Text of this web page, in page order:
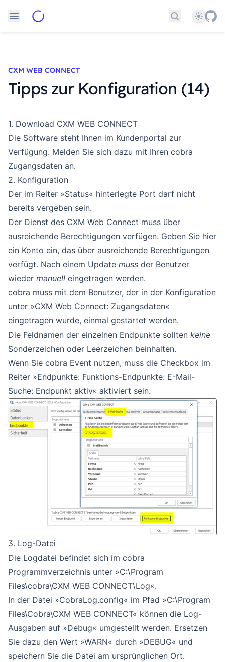
Theme
CXM WEB CONNECT
Tipps zur Konfiguration (14)
1. Download CXM WEB CONNECT
Die Software steht Ihnen im Kundenportal zur
Verfügung. Melden Sie sich dazu mit Ihren cobra
Zugangsdaten an.
2. Konfiguration
Der im Reiter »Status« hinterlegte Port darf nicht
bereits vergeben sein.
Der Dienst des CXM Web Connect muss über
ausreichende Berechtigungen verfügen. Geben Sie hier
ein Konto ein, das über ausreichende Berechtigungen
verfügt. Nach einem Update muss der Benutzer
wieder manuell eingetragen werden.
cobra muss mit dem Benutzer, der in der Konfiguration
unter »CXM Web Connect: Zugangsdaten«
eingetragen wurde, einmal gestartet werden.
Die Feldnamen der einzelnen Endpunkte sollten keine
Sonderzeichen oder Leerzeichen beinhalten.
Wenn Sie cobra Event nutzen, muss die Checkbox im
Reiter »Endpunkte: Funktions-Endpunkte: E-Mail-
Suche: Endpunkt aktiv« aktiviert sein.
3. Log-Datei
Die Logdatei befindet sich im cobra
Programmverzeichnis unter »C:\Program
Files\cobra\CXM WEB CONNECT\Log«.
In der Datei »CobraLog.config« im Pfad »C:\Program
Files\Cobra\CXM WEB CONNECT« können die Log-
Ausgaben auf »Debug« umgestellt werden. Ersetzen
Sie dazu den Wert »WARN« durch »DEBUG« und
speichern Sie die Datei am ursprünglichen Ort.